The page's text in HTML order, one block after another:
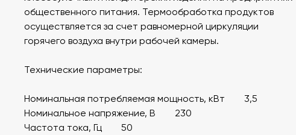
общественного питания. Термообработка продуктов
осуществляется за счет равномерной циркуляции
горячего воздуха внутри рабочей камеры.
Технические параметры:
Номинальная потребляемая мощность, кВт 3,5
Номинальное напряжение, В 230
Частота тока, Гц 50